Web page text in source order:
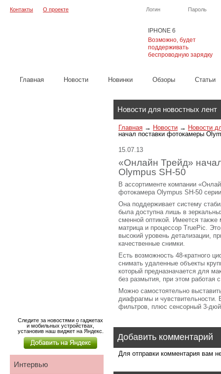
IPHONE 6
Возможно, будет
поддерживать
беспроводную зарядку
Логин Пароль
Контакты О проекте
Главная Новости Новинки Обзоры Cтатьи
Новости для новостных лент
Главная → Новости → Новости
начал поставки фотокамеры
15.07.13
«Онлайн Трейд»
Olympus SH-50
В ассортименте компании
фотокамера Olympus SH-50
Она поддерживает систему
была доступна лишь в
сменной оптикой. Имеется
матрица и процессор TruePic.
высокий уровень детализации,
качественные снимки.
Есть возможность 48-кратного
снимать удаленные объекты
который предназначается для
без размытия, при этом работая
Можно самостоятельно
диафрагмы и чувствительности.
фильтров, плюс сенсорный 3-
Добавить комментарий
Для отправки комментария вам
Следите за новостями о гаджетах
и мобильных устройствах,
установив наш виджет на Яндекс.
Интервью